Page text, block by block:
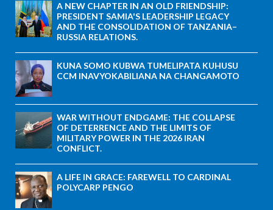
A NEW CHAPTER IN AN OLD FRIENDSHIP:
PRESIDENT SAMIA'S LEADERSHIP LEGACY
AND THE CONSOLIDATION OF TANZANIA–
RUSSIA RELATIONS.
KUNA SOMO KUBWA TUMELIPATA KUHUSU
CCM INAVYOKABILIANA NA CHANGAMOTO
WAR WITHOUT ENDGAME: THE COLLAPSE
OF DETERRENCE AND THE LIMITS OF
MILITARY POWER IN THE 2026 IRAN
CONFLICT.
A LIFE IN GRACE: FAREWELL TO CARDINAL
POLYCARP PENGO